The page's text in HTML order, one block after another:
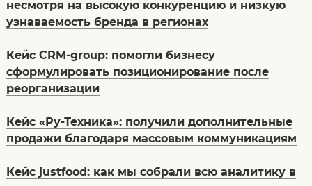
несмотря на высокую конкуренцию и низкую
узнаваемость бренда в регионах
Кейс CRM-group: помогли бизнесу
сформулировать позиционирование после
реорганизации
Кейс «Ру-Техника»: получили дополнительные
продажи благодаря массовым коммуникациям
Кейс justfood: как мы собрали всю аналитику в